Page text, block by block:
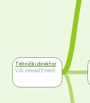
Tehnički direktor
Viši menadžment